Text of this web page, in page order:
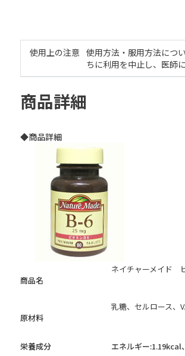
使用上の注意 使用方法・服用方法につ
ちに利用を中止し、医師
商品詳細
◆商品詳細
商品名
ネイチャーメイド
原材料
乳糖、セルロース、
栄養成分
エネルギー:1.19kcal